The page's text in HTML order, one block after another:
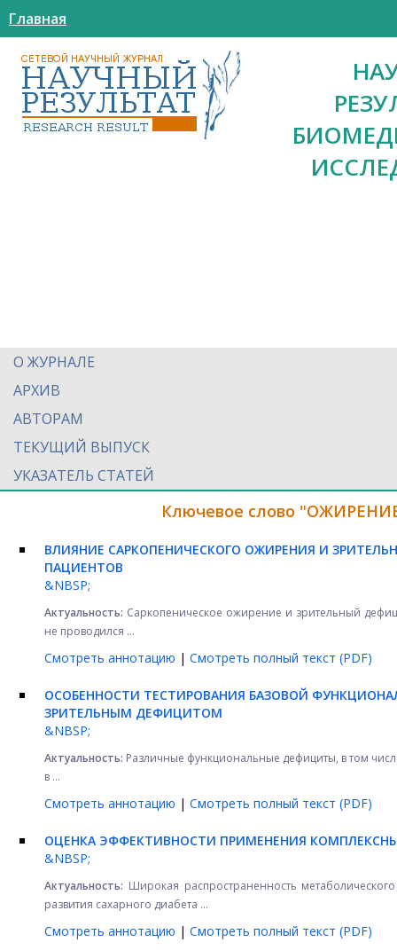
Главная
О ЖУРНАЛЕ
АРХИВ
АВТОРАМ
ТЕКУЩИЙ ВЫПУСК
УКАЗАТЕЛЬ СТАТЕЙ
Ключевое слово
ВЛИЯНИЕ САРКОПЕНИЧЕСКОГО ОЖИРЕНИЯ И
ПАЦИЕНТОВ
&NBSP;
Актуальность: Саркопеническое ожирение и зрительный
не проводился ...
Смотреть аннотацию | Смотреть полный текст (PDF)
ОСОБЕННОСТИ ТЕСТИРОВАНИЯ БАЗОВОЙ
ЗРИТЕЛЬНЫМ ДЕФИЦИТОМ
&NBSP;
Актуальность: Различные функциональные дефициты, в том
в ...
Смотреть аннотацию | Смотреть полный текст (PDF)
ОЦЕНКА ЭФФЕКТИВНОСТИ ПРИМЕНЕНИЯ
&NBSP;
Актуальность: Широкая распространенность
развития сахарного диабета ...
Смотреть аннотацию | Смотреть полный текст (PDF)